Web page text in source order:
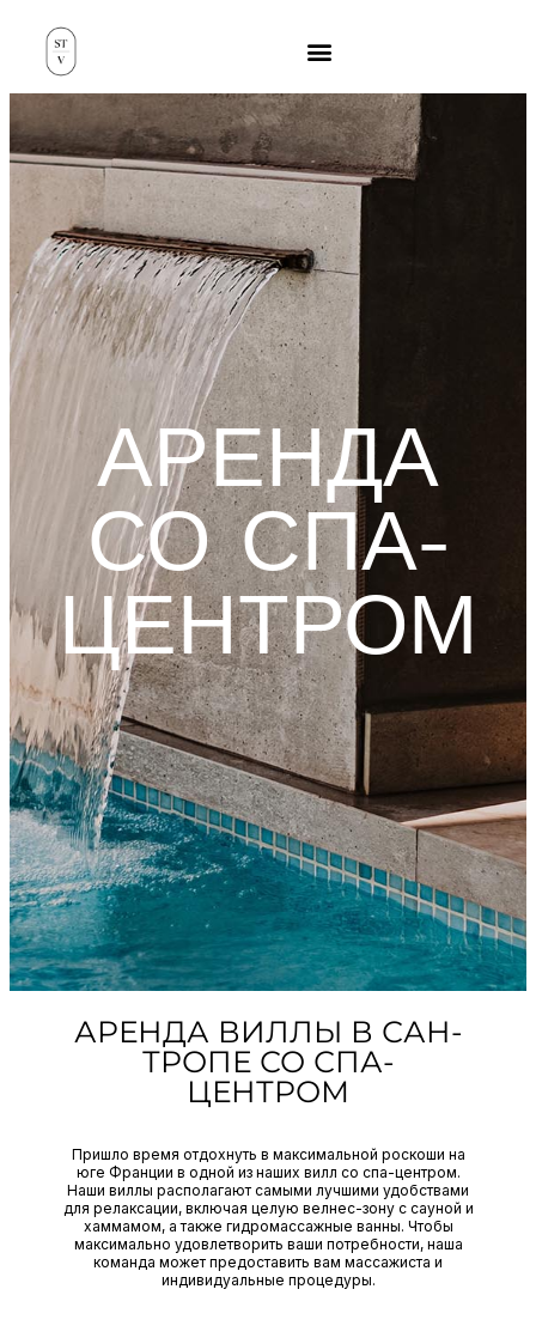
АРЕНДА
СО СПА-
ЦЕНТРОМ
АРЕНДА ВИЛЛЫ В САН-
ТРОПЕ СО СПА-
ЦЕНТРОМ
Пришло время отдохнуть в максимальной роскоши на
юге Франции в одной из наших вилл со спа-центром.
Наши виллы располагают самыми лучшими удобствами
для релаксации, включая целую велнес-зону с сауной и
хаммамом, а также гидромассажные ванны. Чтобы
максимально удовлетворить ваши потребности, наша
команда может предоставить вам массажиста и
индивидуальные процедуры.